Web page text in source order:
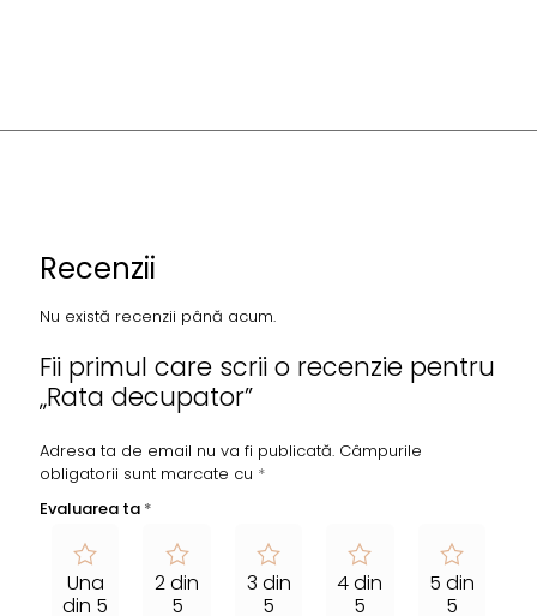
Recenzii
Nu există recenzii până acum.
Fii primul care scrii o recenzie pentru
„Rata decupator”
Adresa ta de email nu va fi publicată. Câmpurile
obligatorii sunt marcate cu *
Evaluarea ta *
Una
din 5
2 din
5
3 din
5
4 din
5
5 din
5